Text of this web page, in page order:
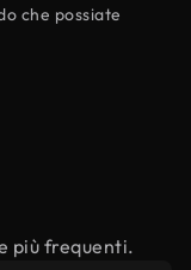
che possiate
più frequenti.